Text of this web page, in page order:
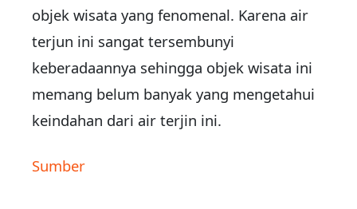
objek wisata yang fenomenal. Karena air
terjun ini sangat tersembunyi
keberadaannya sehingga objek wisata ini
memang belum banyak yang mengetahui
keindahan dari air terjin ini.
Sumber